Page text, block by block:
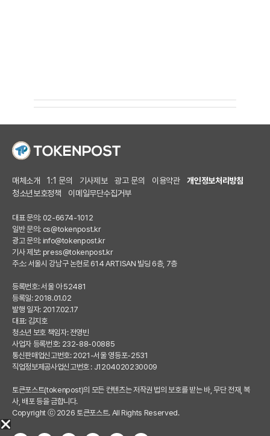
매체소개 1:1 문의 기사제보 광고 문의 이용약관
개인정보처리방침
청소년보호정책
이메일무단수집거부
대표 문의: 02-6674-1012
일반 문의: cs@tokenpost.kr
광고 문의: info@tokenpost.kr
기사 제보: press@tokenpost.kr
주소: 서울시 강남구 논현로 614 ARTISAN 빌딩 6층, 7층
등록번호: 서울 아 52481
등록일: 2018.01.02
발행 일자: 2017.02.17
대표: 김지호
청소년 보호 책임자: 전영빈
사업자 등록번호: 232-88-00885
통신판매업신고번호: 2021-서울 영등포-2531
직업정보제공사업신고번호 : J1204020230009
토큰포스트(tokenpost)의 모든 컨텐츠는 저작권 법의 보호를 받는 바, 무단 전재, 복
사, 배포 등을 금합니다.
Copyright ⓒ 2026 토큰포스트. All Rights Reserved.